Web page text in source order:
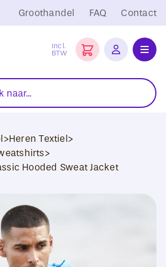
Groothandel FAQ Contact
Incl.
BTW
>Heren Textiel>
>
Hooded Sweat Jacket